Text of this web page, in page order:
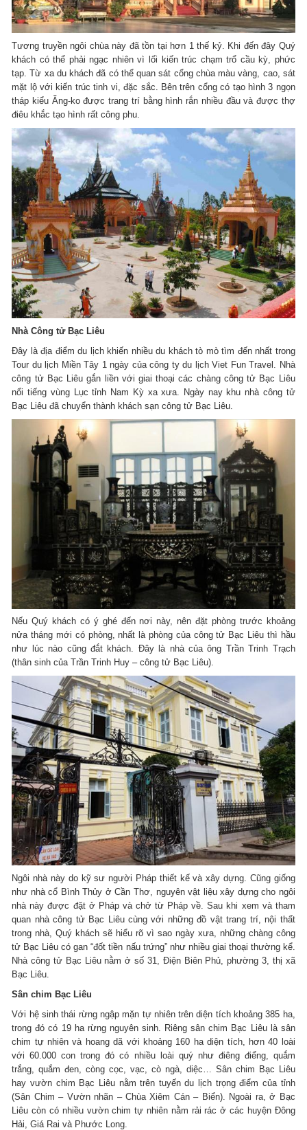
Tương truyền ngôi chùa này đã tồn tại hơn 1 thế kỷ. Khi đến đây Quý
khách có thể phải ngạc nhiên vì lối kiến trúc chạm trổ cầu kỳ, phức
tạp. Từ xa du khách đã có thể quan sát cổng chùa màu vàng, cao, sát
mặt lộ với kiến trúc tinh vi, đặc sắc. Bên trên cổng có tạo hình 3 ngọn
tháp kiểu Ăng-ko được trang trí bằng hình rắn nhiều đầu và được thợ
điêu khắc tạo hình rất công phu.
Nhà Công tử Bạc Liêu
Đây là địa điểm du lịch khiến nhiều du khách tò mò tìm đến nhất trong
Tour du lịch Miền Tây 1 ngày của công ty du lịch Viet Fun Travel. Nhà
công tử Bạc Liêu gắn liền với giai thoại các chàng công tử Bạc Liêu
nổi tiếng vùng Lục tỉnh Nam Kỳ xa xưa. Ngày nay khu nhà công tử
Bạc Liêu đã chuyển thành khách sạn công tử Bạc Liêu.
Nếu Quý khách có ý ghé đến nơi này, nên đặt phòng trước khoảng
nửa tháng mới có phòng, nhất là phòng của công tử Bạc Liêu thì hầu
như lúc nào cũng đắt khách. Đây là nhà của ông Trần Trinh Trạch
(thân sinh của Trần Trinh Huy – công tử Bạc Liêu).
Ngôi nhà này do kỹ sư người Pháp thiết kế và xây dựng. Cũng giống
như nhà cổ Bình Thủy ở Cần Thơ, nguyên vật liệu xây dựng cho ngôi
nhà này được đặt ở Pháp và chở từ Pháp về. Sau khi xem và tham
quan nhà công tử Bạc Liêu cùng với những đồ vật trang trí, nội thất
trong nhà, Quý khách sẽ hiểu rõ vì sao ngày xưa, những chàng công
tử Bạc Liêu có gan “đốt tiền nấu trứng” như nhiều giai thoại thường kể.
Nhà công tử Bạc Liêu nằm ở số 31, Điện Biên Phủ, phường 3, thị xã
Bạc Liêu.
Sân chim Bạc Liêu
Với hệ sinh thái rừng ngập mặn tự nhiên trên diện tích khoảng 385 ha,
trong đó có 19 ha rừng nguyên sinh. Riêng sân chim Bạc Liêu là sân
chim tự nhiên và hoang dã với khoảng 160 ha diện tích, hơn 40 loài
với 60.000 con trong đó có nhiều loài quý như điêng điểng, quắm
trắng, quắm đen, còng cọc, vạc, cò ngà, diệc… Sân chim Bạc Liêu
hay vườn chim Bạc Liêu nằm trên tuyến du lịch trọng điểm của tỉnh
(Sân Chim – Vườn nhãn – Chùa Xiêm Cán – Biển). Ngoài ra, ở Bạc
Liêu còn có nhiều vườn chim tự nhiên nằm rải rác ở các huyện Đông
Hải, Giá Rai và Phước Long.